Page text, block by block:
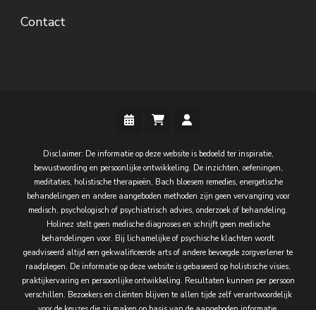
Contact
Disclaimer: De informatie op deze website is bedoeld ter inspiratie,
bewustwording en persoonlijke ontwikkeling. De inzichten, oefeningen,
meditaties, holistische therapieën, Bach bloesem remedies, energetische
behandelingen en andere aangeboden methoden zijn geen vervanging voor
medisch, psychologisch of psychiatrisch advies, onderzoek of behandeling.
Holinez stelt geen medische diagnoses en schrijft geen medische
behandelingen voor. Bij lichamelijke of psychische klachten wordt
geadviseerd altijd een gekwalificeerde arts of andere bevoegde zorgverlener te
raadplegen. De informatie op deze website is gebaseerd op holistische visies,
praktijkervaring en persoonlijke ontwikkeling. Resultaten kunnen per persoon
verschillen. Bezoekers en cliënten blijven te allen tijde zelf verantwoordelijk